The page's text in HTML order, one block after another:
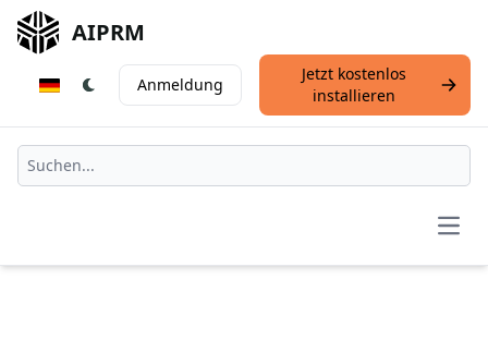
AIPRM
Anmeldung
Jetzt kostenlos
installieren